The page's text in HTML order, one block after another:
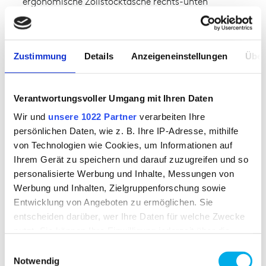
Zustimmung Details Anzeigeneinstellungen
Verantwortungsvoller Umgang mit Ihren Daten
Wir und unsere 1022 Partner verarbeiten Ihre
persönlichen Daten, wie z. B. Ihre IP-Adresse, mithilfe
von Technologien wie Cookies, um Informationen auf
Ihrem Gerät zu speichern und darauf zuzugreifen und so
personalisierte Werbung und Inhalte, Messungen von
Werbung und Inhalten, Zielgruppenforschung sowie
Entwicklung von Angeboten zu ermöglichen. Sie
entscheiden darüber, wer Ihre Daten für welche Zwecke
Trigger Symbol ändern oder widerrufen
Notwendig
freihängend mit Patte und 1 Beinetasche-unten
freihängend mit Patte als Blasebalgtasche links, mit
zusätzlicher innenliegender Handytasche •
Knietasche mit Klettverschluss • 2 segmentierte
Reflexstreifen an den Beinen • elastische Elemente
Hinterhosensattel und im Schrittbereich • partielle
widerstandsfähige und schmutzresistente Bereiche
an Knietaschen und Innenbein unten
MATERIAL
RipStop FR
Oberstoff 1:44% Modacryl,30% Baumwolle,20%
Polyamid,5% Aramid,1% Carbon
Oberstoff 2:44% Modacryl,30% Baumwolle,20%
Oberstoff 3: